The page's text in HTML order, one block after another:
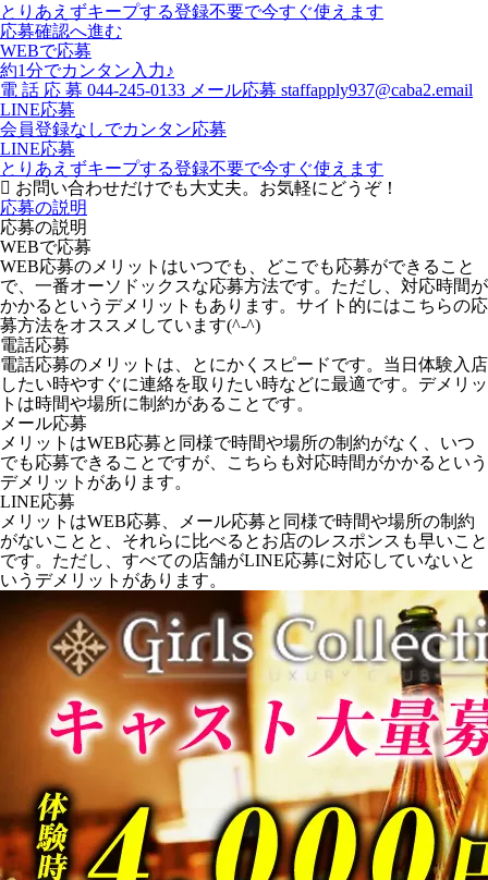
とりあえずキープする登録不要で今すぐ使えます
応募確認へ進む
WEBで応募
約1分でカンタン入力♪
電 話 応 募 044-245-0133 メール応募 staffapply937@caba2.email
LINE応募
会員登録なしでカンタン応募
LINE応募
とりあえずキープする登録不要で今すぐ使えます
お問い合わせだけでも大丈夫。お気軽にどうぞ！
応募の説明
応募の説明
WEBで応募
WEB応募のメリットはいつでも、どこでも応募ができること
で、一番オーソドックスな応募方法です。ただし、対応時間が
かかるというデメリットもあります。サイト的にはこちらの応
募方法をオススメしています(^-^)
電話応募
電話応募のメリットは、とにかくスピードです。当日体験入店
したい時やすぐに連絡を取りたい時などに最適です。デメリッ
トは時間や場所に制約があることです。
メール応募
メリットはWEB応募と同様で時間や場所の制約がなく、いつ
でも応募できることですが、こちらも対応時間がかかるという
デメリットがあります。
LINE応募
メリットはWEB応募、メール応募と同様で時間や場所の制約
がないことと、それらに比べるとお店のレスポンスも早いこと
です。ただし、すべての店舗がLINE応募に対応していないと
いうデメリットがあります。